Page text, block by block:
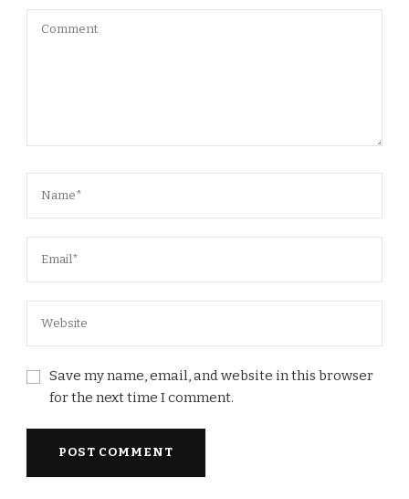
Save my name, email, and website in this browser
for the next time I comment.